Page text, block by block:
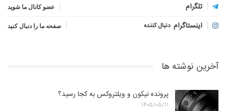
تلگرام عضو کانال ما شوید
اینستاگرام دنبال کننده صفحه ما را دنبال کنید
آخرین نوشته ها
پرونده نیکون و ویلتروکس به کجا رسید؟
۱۴۰۵/۰۵/۱۱